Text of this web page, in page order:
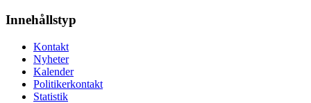
Innehållstyp
Kontakt
Nyheter
Kalender
Politikerkontakt
Statistik